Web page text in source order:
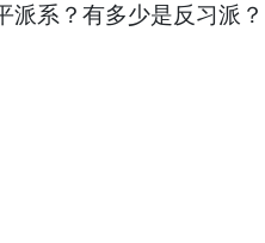
系？有多少是反习派？